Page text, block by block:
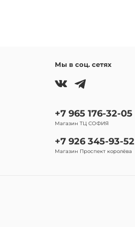
Мы в соц. сетях
+7 965 176-32-05
Магазин ТЦ СОФИЯ
+7 926 345-93-52
Магазин Проспект королёва